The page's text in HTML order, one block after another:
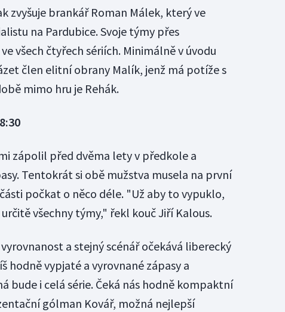
zvyšuje brankář Roman Málek, který ve
na Pardubice. Svoje týmy přes
všech čtyřech sériích. Minimálně v úvodu
člen elitní obrany Malík, jenž má potíže s
mimo hru je Rehák.
zápolil před dvěma lety v předkole a
Tentokrát si obě mužstva musela na první
počkat o něco déle. "Už aby to vypuklo,
všechny týmy," řekl kouč Jiří Kalous.
a stejný scénář očekává liberecký
hodně vypjaté a vyrovnané zápasy a
bude i celá série. Čeká nás hodně kompaktní
gólman Kovář, možná nejlepší